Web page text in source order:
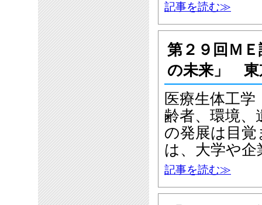
記事を読む≫
第２９回Ｍ
の未来」 東
医療生体工
齢者、環境
の発展は目
は、大学や
記事を読む≫